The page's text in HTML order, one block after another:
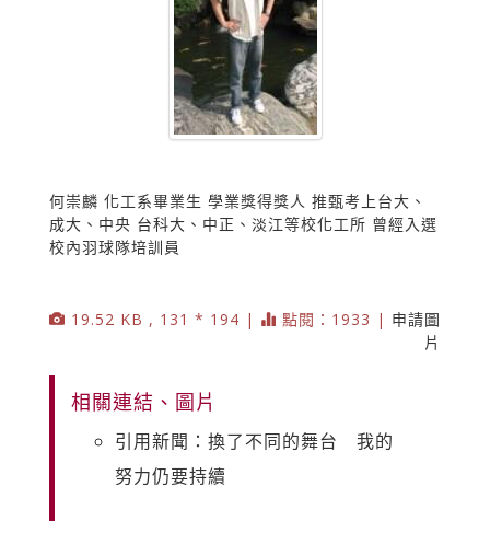
何崇麟 化工系畢業生 學業獎得獎人 推甄考上台大、
成大、中央 台科大、中正、淡江等校化工所 曾經入選
校內羽球隊培訓員
19.52 KB , 131 * 194 | 點閱：1933 | 申請圖
片
相關連結、圖片
引用新聞：換了不同的舞台 我的
努力仍要持續